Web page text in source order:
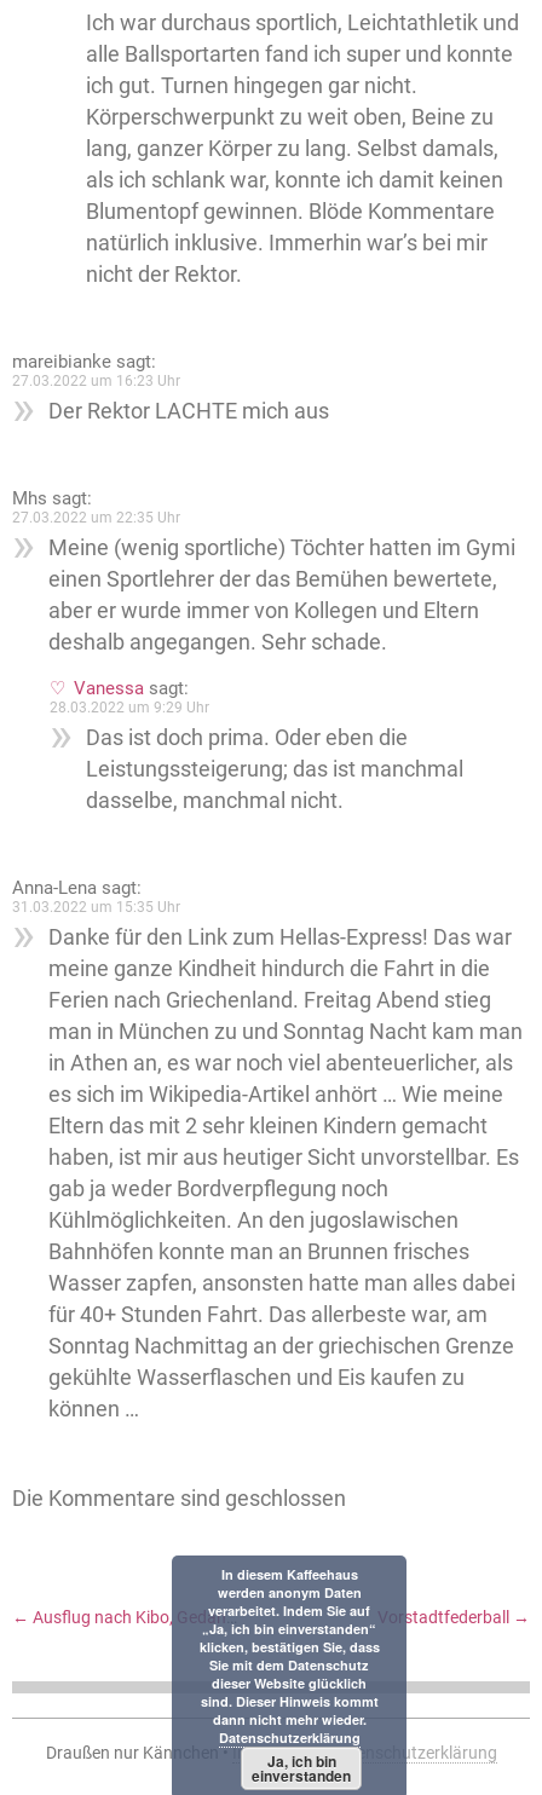
Ich war durchaus sportlich, Leichtathletik und
alle Ballsportarten fand ich super und konnte
ich gut. Turnen hingegen gar nicht.
Körperschwerpunkt zu weit oben, Beine zu
lang, ganzer Körper zu lang. Selbst damals,
als ich schlank war, konnte ich damit keinen
Blumentopf gewinnen. Blöde Kommentare
natürlich inklusive. Immerhin war’s bei mir
nicht der Rektor.
mareibianke sagt:
27.03.2022 um 16:23 Uhr
Der Rektor LACHTE mich aus
Mhs sagt:
27.03.2022 um 22:35 Uhr
Meine (wenig sportliche) Töchter hatten im Gymi
einen Sportlehrer der das Bemühen bewertete,
aber er wurde immer von Kollegen und Eltern
deshalb angegangen. Sehr schade.
Vanessa sagt:
28.03.2022 um 9:29 Uhr
Das ist doch prima. Oder eben die
Leistungssteigerung; das ist manchmal
dasselbe, manchmal nicht.
Anna-Lena sagt:
31.03.2022 um 15:35 Uhr
Danke für den Link zum Hellas-Express! Das war
meine ganze Kindheit hindurch die Fahrt in die
Ferien nach Griechenland. Freitag Abend stieg
man in München zu und Sonntag Nacht kam man
in Athen an, es war noch viel abenteuerlicher, als
es sich im Wikipedia-Artikel anhört … Wie meine
Eltern das mit 2 sehr kleinen Kindern gemacht
haben, ist mir aus heutiger Sicht unvorstellbar. Es
gab ja weder Bordverpflegung noch
Kühlmöglichkeiten. An den jugoslawischen
Bahnhöfen konnte man an Brunnen frisches
Wasser zapfen, ansonsten hatte man alles dabei
für 40+ Stunden Fahrt. Das allerbeste war, am
Sonntag Nachmittag an der griechischen Grenze
gekühlte Wasserflaschen und Eis kaufen zu
können …
Die Kommentare sind geschlossen
← Ausflug nach Kibo, Gedanken zur Mobilität, ein neues Dach fürs Gewächshaus und die erste Gebärdensprach-Stunde Vorstadtfederball →
Draußen nur Kännchen •Impressum•Datenschutzerklärung
In diesem Kaffeehaus
werden anonym Daten
verarbeitet. Indem Sie auf
„Ja, ich bin einverstanden“
klicken, bestätigen Sie, dass
Sie mit dem Datenschutz
dieser Website glücklich
sind. Dieser Hinweis kommt
dann nicht mehr wieder.
Datenschutzerklärung
Ja, ich bin
einverstanden